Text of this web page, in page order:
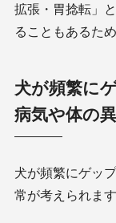
拡張・胃捻転」
ることもあるた
犬が頻繁に
病気や体の
犬が頻繁にゲッ
常が考えられます